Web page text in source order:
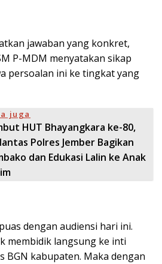
jawaban yang konkret,
P-MDM menyatakan sikap
persoalan ini ke tingkat yang
juga
HUT Bhayangkara ke-80,
Polres Jember Bagikan
dan Edukasi Lalin ke Anak
dengan audiensi hari ini.
membidik langsung ke inti
BGN kabupaten. Maka dengan